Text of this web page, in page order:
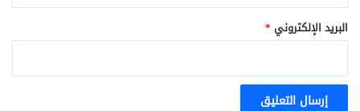
البريد الإلكتروني *